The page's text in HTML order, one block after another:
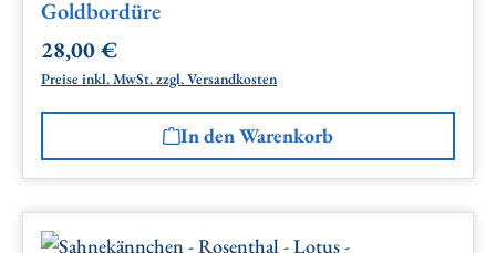
Goldbordüre
Regulärer Preis:
28,00 €
Preise inkl. MwSt. zzgl. Versandkosten
In den Warenkorb